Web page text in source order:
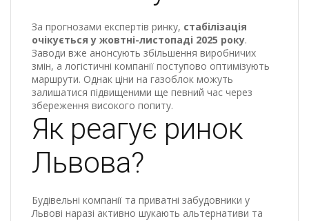
За прогнозами експертів ринку, стабілізація
очікується у жовтні-листопаді 2025 року.
Заводи вже анонсують збільшення виробничих
змін, а логістичні компанії поступово оптимізують
маршрути. Однак ціни на газоблок можуть
залишатися підвищеними ще певний час через
збереження високого попиту.
Як реагує ринок
Львова?
Будівельні компанії та приватні забудовники у
Львові наразі активно шукають альтернативи та